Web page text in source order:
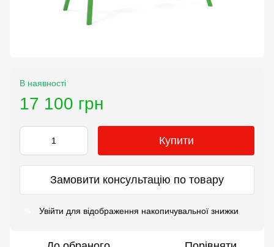
В наявності
17 100 грн
Купити
Замовити консультацію по товару
Увійти для відображення накопичувальної знижки